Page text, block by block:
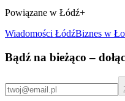
Powiązane w Łódź+
Wiadomości ŁódźBiznes w
Bądź na bieżąco –